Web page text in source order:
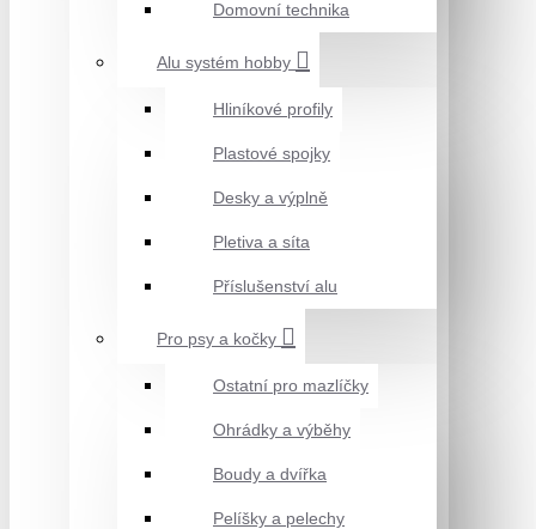
Domovní technika
Alu systém hobby
Hliníkové profily
Plastové spojky
Desky a výplně
Pletiva a síta
Příslušenství alu
Pro psy a kočky
Ostatní pro mazlíčky
Ohrádky a výběhy
Boudy a dvířka
Pelíšky a pelechy